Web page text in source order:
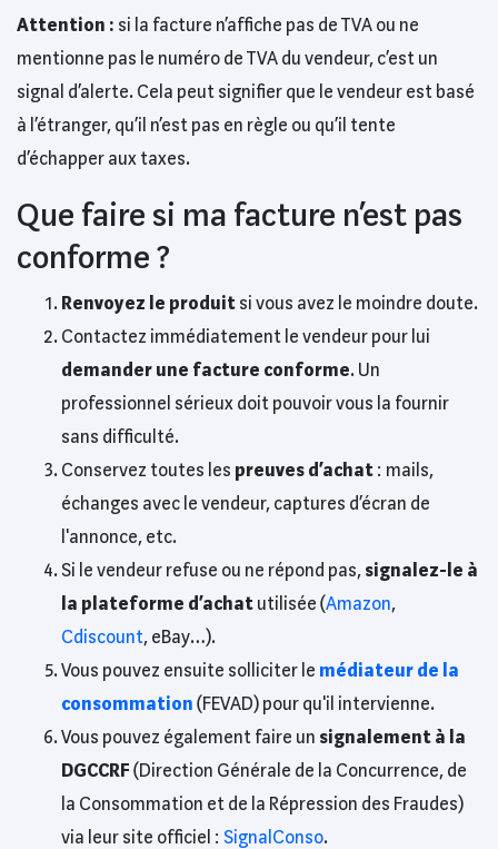
Attention : si la facture n’affiche pas de TVA ou ne
mentionne pas le numéro de TVA du vendeur, c’est un
signal d’alerte. Cela peut signifier que le vendeur est basé
à l’étranger, qu’il n’est pas en règle ou qu’il tente
d’échapper aux taxes.
Que faire si ma facture n’est pas
conforme ?
Renvoyez le produit si vous avez le moindre doute.
Contactez immédiatement le vendeur pour lui
demander une facture conforme. Un
professionnel sérieux doit pouvoir vous la fournir
sans difficulté.
Conservez toutes les preuves d’achat : mails,
échanges avec le vendeur, captures d’écran de
l'annonce, etc.
Si le vendeur refuse ou ne répond pas, signalez-le à
la plateforme d’achat utilisée (Amazon,
Cdiscount, eBay…).
Vous pouvez ensuite solliciter le médiateur de la
consommation (FEVAD) pour qu'il intervienne.
Vous pouvez également faire un signalement à la
DGCCRF (Direction Générale de la Concurrence, de
la Consommation et de la Répression des Fraudes)
via leur site officiel : SignalConso.